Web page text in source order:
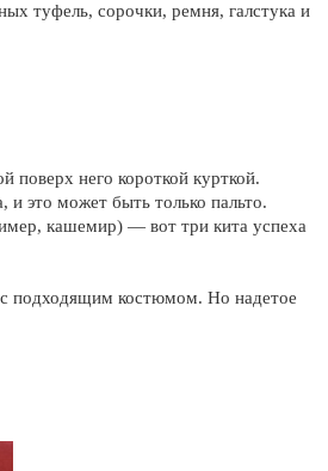
туфель, сорочки, ремня, галстука и
него короткой курткой.
это может быть только пальто.
кашемир) — вот три кита успеха
с подходящим костюмом. Но надетое